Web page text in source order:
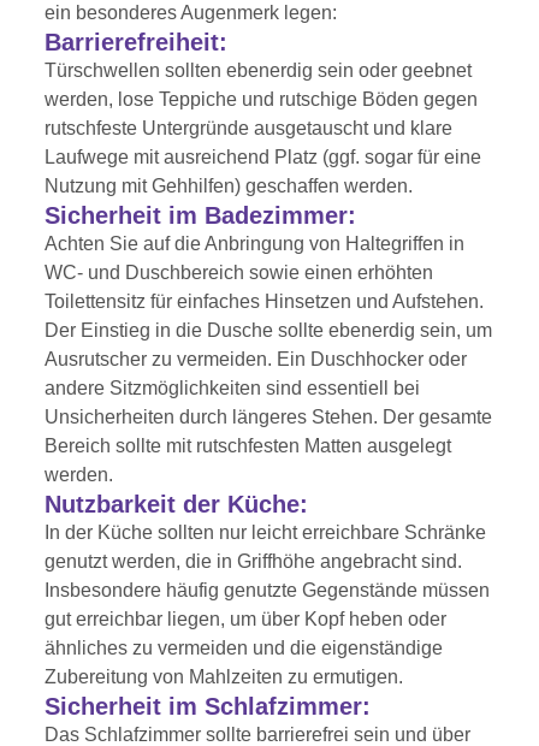
ein besonderes Augenmerk legen:
Barrierefreiheit:
Türschwellen sollten ebenerdig sein oder geebnet
werden, lose Teppiche und rutschige Böden gegen
rutschfeste Untergründe ausgetauscht und klare
Laufwege mit ausreichend Platz (ggf. sogar für eine
Nutzung mit Gehhilfen) geschaffen werden.
Sicherheit im Badezimmer:
Achten Sie auf die Anbringung von Haltegriffen in
WC- und Duschbereich sowie einen erhöhten
Toilettensitz für einfaches Hinsetzen und Aufstehen.
Der Einstieg in die Dusche sollte ebenerdig sein, um
Ausrutscher zu vermeiden. Ein Duschhocker oder
andere Sitzmöglichkeiten sind essentiell bei
Unsicherheiten durch längeres Stehen. Der gesamte
Bereich sollte mit rutschfesten Matten ausgelegt
werden.
Nutzbarkeit der Küche:
In der Küche sollten nur leicht erreichbare Schränke
genutzt werden, die in Griffhöhe angebracht sind.
Insbesondere häufig genutzte Gegenstände müssen
gut erreichbar liegen, um über Kopf heben oder
ähnliches zu vermeiden und die eigenständige
Zubereitung von Mahlzeiten zu ermutigen.
Sicherheit im Schlafzimmer:
Das Schlafzimmer sollte barrierefrei sein und über